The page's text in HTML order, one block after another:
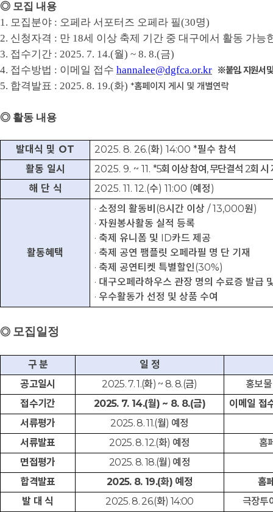
◎ 모집 내용
1. 모집분야 : 오페라 서포터즈 오페라 필(30명)
2. 신청자격 : 만 18세 이상 축제 기간 중 대구에서 활동 가능
3. 접수기간 : 2025. 7. 14.(월) ~ 8. 8.(금)
4. 접수방법 : 이메일 접수 hannalee@dgfca.or.kr ※붙임.지원서
5. 합격발표 : 2025. 8. 19.(화) *홈페이지 게시 및 개별연락
◎ 활동 내용
발대식 및 OT 2025. 8. 26.(화) 14:00 *필수 참석
활동 일시
2025. 9. ~ 11. *5회 이상 참여 ,무단결석 2회 시
해 단 식
2025. 11. 12.(수) 11:00 (예정)
활동혜택
· 소정의 활동비 (8시간 이상 / 13,000원)
· 자원봉사활동 실적 등록
· 축제 유니폼 및 ID카드 제공
· 축제 공연 팸플릿 오페라필 명 단 기재
· 축제 공연티켓 특별할인(30%)
· 대구오페라하우스 관장 명의 수료증 발급
· 우수활동가 선정 및 상품 수여
◎ 모집일정
구 분
일 정
공고일시
2025. 7. 1.(화) ~ 8. 8.(금)
홍보
접수기간
2025. 7. 14.(월) ~ 8. 8.(금)
이메일 접
서류평가
2025. 8. 11.(월) 예정
서류발표
2025. 8. 12.(화) 예정
홈
면접평가
2025. 8. 18.(월) 예정
합격발표
2025. 8. 19.(화) 예정
홈
발 대 식
2025. 8. 26.(화) 14:00
극장투